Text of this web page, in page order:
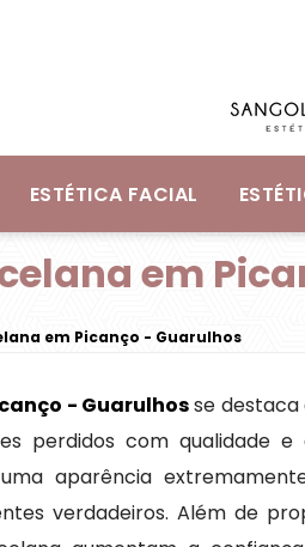
ESTÉTICA FACIAL
em
em Picanço - Guarulhos
- Guarulhosse destaca
perdidos com qualidade
aparência
verdadeiros. Além de